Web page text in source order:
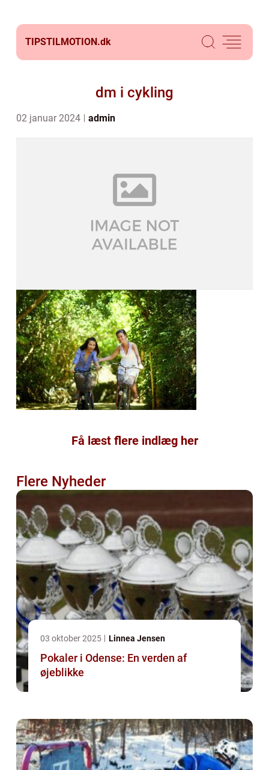
TIPSTILMOTION.dk
dm i cykling
02 januar 2024 admin
Få læst flere indlæg her
Flere Nyheder
03 oktober 2025 Linnea Jensen
Pokaler i Odense: En verden af
øjeblikke